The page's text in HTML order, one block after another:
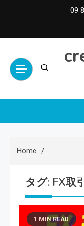
09
Home
タグ: FX取引
1 MIN READ